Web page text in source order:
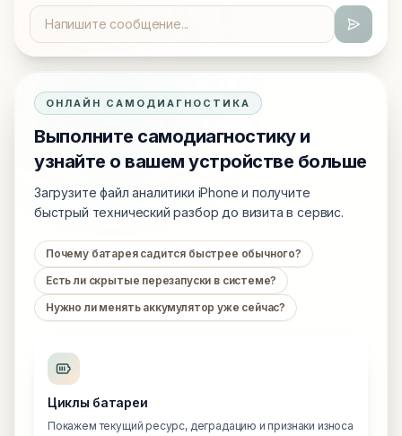
ОНЛАЙН САМОДИАГНОСТИКА
Выполните самодиагностику и
узнайте о вашем устройстве больше
Загрузите файл аналитики iPhone и получите
быстрый технический разбор до визита в сервис.
Почему батарея садится быстрее обычного?
Есть ли скрытые перезапуски в системе?
Нужно ли менять аккумулятор уже сейчас?
Циклы батареи
Покажем текущий ресурс, деградацию и признаки износа